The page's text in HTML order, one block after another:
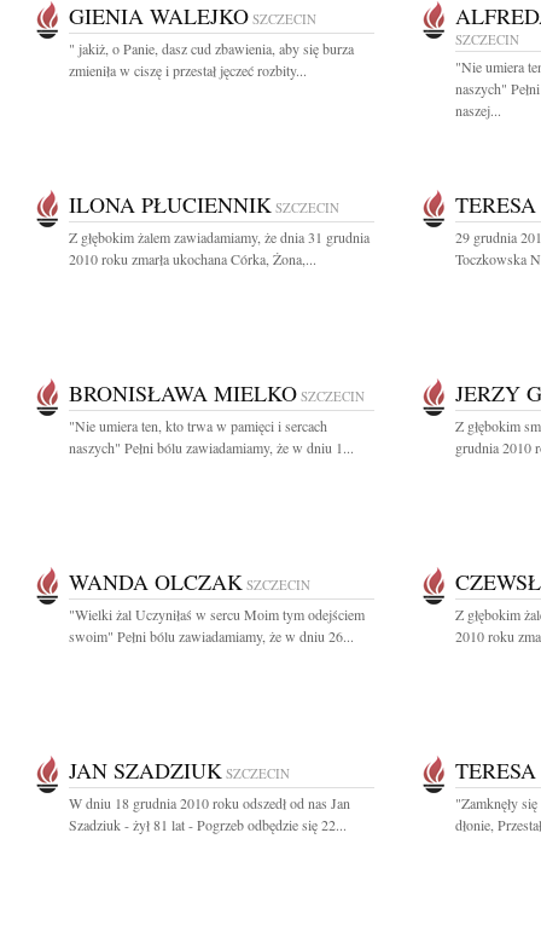
GIENIA WALEJKO SZCZECIN
" jakiż, o Panie, dasz cud zbawienia, aby się burza
zmieniła w ciszę i przestał jęczeć rozbity...
SZCZECIN
"Nie umiera
naszych"
naszej...
ILONA PŁUCIENNIK SZCZECIN
Z głębokim żalem zawiadamiamy, że dnia 31 grudnia
2010 roku zmarła ukochana Córka, Żona,...
29 grudnia
Toczkowska
BRONISŁAWA MIELKO SZCZECIN
"Nie umiera ten, kto trwa w pamięci i sercach
naszych" Pełni bólu zawiadamiamy, że w dniu 1...
JERZY
Z głębokim
grudnia 2010
WANDA OLCZAK SZCZECIN
"Wielki żal Uczyniłaś w sercu Moim tym odejściem
swoim" Pełni bólu zawiadamiamy, że w dniu 26...
Z głębokim
2010 roku
JAN SZADZIUK SZCZECIN
W dniu 18 grudnia 2010 roku odszedł od nas Jan
Szadziuk - żył 81 lat - Pogrzeb odbędzie się 22...
"Zamknęły
dłonie,